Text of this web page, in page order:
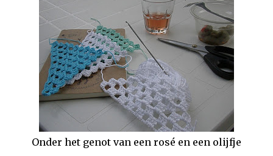
Onder het genot van een rosé en een olijfje